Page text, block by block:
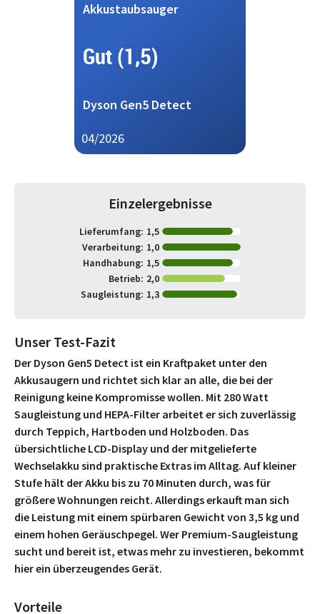
Akkustaubsauger
Gut (1,5)
Dyson Gen5 Detect
04/2026
Einzelergebnisse
Lieferumfang: 1,5
Verarbeitung: 1,0
Handhabung: 1,5
Betrieb: 2,0
Saugleistung: 1,3
Unser Test-Fazit
Der Dyson Gen5 Detect ist ein Kraftpaket unter den
Akkusaugern und richtet sich klar an alle, die bei der
Reinigung keine Kompromisse wollen. Mit 280 Watt
Saugleistung und HEPA-Filter arbeitet er sich zuverlässig
durch Teppich, Hartboden und Holzboden. Das
übersichtliche LCD-Display und der mitgelieferte
Wechselakku sind praktische Extras im Alltag. Auf kleiner
Stufe hält der Akku bis zu 70 Minuten durch, was für
größere Wohnungen reicht. Allerdings erkauft man sich
die Leistung mit einem spürbaren Gewicht von 3,5 kg und
einem hohen Geräuschpegel. Wer Premium-Saugleistung
sucht und bereit ist, etwas mehr zu investieren, bekommt
hier ein überzeugendes Gerät.
Vorteile